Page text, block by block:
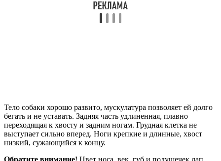
Тело собаки хорошо развито, мускулатура позволяет ей долго
бегать и не уставать. Задняя часть удлиненная, плавно
переходящая к хвосту и задним ногам. Грудная клетка не
выступает сильно вперед. Ноги крепкие и длинные, хвост
низкий, сужающийся к концу.
Обратите внимание! Цвет носа, век, губ и подушечек лап